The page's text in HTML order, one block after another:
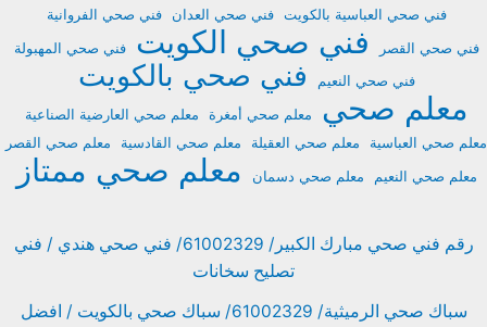
فني صحي العباسية بالكويت
فني صحي العدان فني صحي الفروانية
فني صحي القصر فني صحي الكويت
فني صحي المهبولة
فني صحي النعيم
فني صحي بالكويت
معلم صحي معلم صحي أمغرة
معلم صحي العارضية الصناعية
معلم صحي العباسية
معلم صحي العقيلة معلم صحي القادسية معلم صحي القصر
معلم صحي النعيم معلم صحي دسمان معلم صحي ممتاز
رقم فني صحي مبارك الكبير/ 61002329/ فني صحي هندي / فني
تصليح سخانات
سباك صحي الرميثية/ 61002329/ سباك صحي بالكويت / افضل